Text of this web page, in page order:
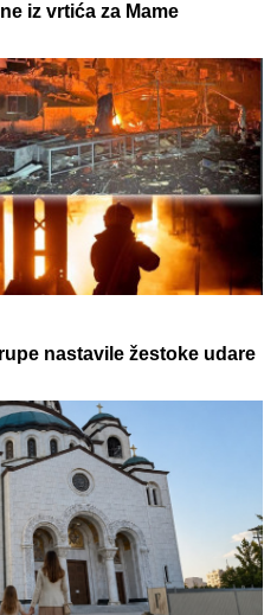
iz vrtića za Mame
nastavile žestoke udare